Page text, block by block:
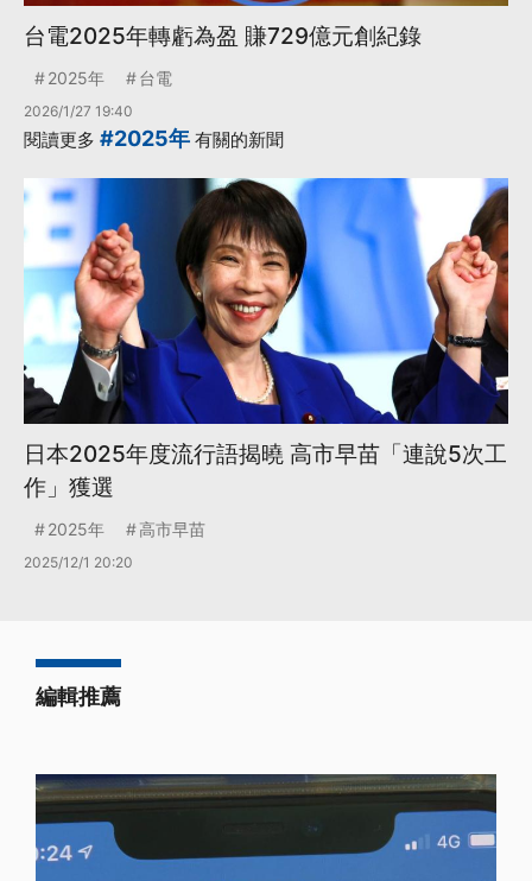
台電2025年轉虧為盈 賺729億元創紀錄
2025年 台電
2026/1/27 19:40
閱讀更多 #2025年 有關的新聞
日本2025年度流行語揭曉 高市早苗「連說5次工
作」獲選
2025年 高市早苗
2025/12/1 20:20
編輯推薦